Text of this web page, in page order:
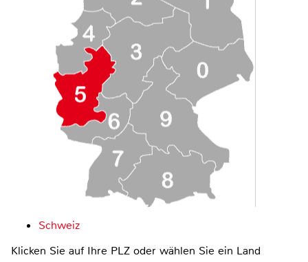
Schweiz
Klicken Sie auf Ihre PLZ oder wählen Sie ein Land